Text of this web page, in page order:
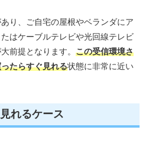
り、ご自宅の屋根やベランダにア
はケーブルテレビや光回線テレビ
前提となります。 この受信環境さ
たらすぐ見れる状態に非常に近い
れるケース